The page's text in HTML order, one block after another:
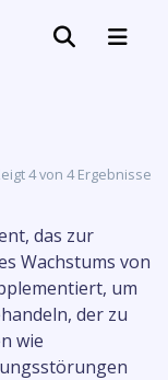
4 von 4 Ergebnisse
das zur
Wachstums von
um
der zu
wie